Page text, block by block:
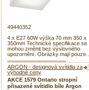
49440352
4 x E27 60W výška 70 mm 350 x
350mm Technické specifikace se
mohou změnit bez výslovného
upozornění. Obrázky mají pouze..
ARGON - designová svítidla za
výhodné ceny
AKCE 1579 Ontario stropní
přisazené svítidlo bíle Argon